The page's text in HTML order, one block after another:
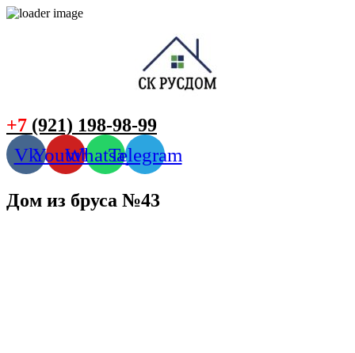
+7 (921) 198-98-99
VkYoutubeWhatsappTelegram
Дом из бруса №43